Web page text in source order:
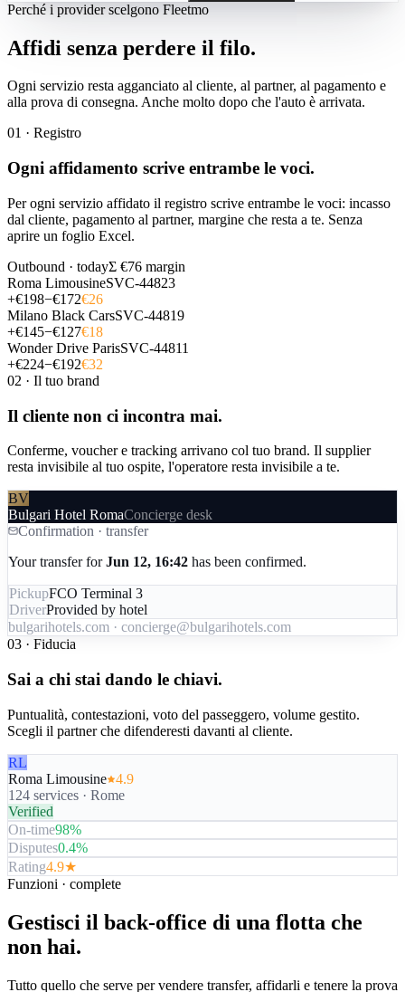
Perché i provider scelgono Fleetmo
Affidi senza perdere il filo.
Ogni servizio resta agganciato al cliente, al partner, al pagamento e
alla prova di consegna. Anche molto dopo che l'auto è arrivata.
01 · Registro
Ogni affidamento scrive entrambe le voci.
Per ogni servizio affidato il registro scrive entrambe le voci: incasso
dal cliente, pagamento al partner, margine che resta a te. Senza
aprire un foglio Excel.
Outbound · todayΣ €76 margin
Roma LimousineSVC-44823
+€198−€172€26
Milano Black CarsSVC-44819
+€145−€127€18
Wonder Drive ParisSVC-44811
+€224−€192€32
02 · Il tuo brand
Il cliente non ci incontra mai.
Conferme, voucher e tracking arrivano col tuo brand. Il supplier
resta invisibile al tuo ospite, l'operatore resta invisibile a te.
BV
Bulgari Hotel RomaConcierge desk
Confirmation · transfer
Your transfer for Jun 12, 16:42 has been confirmed.
PickupFCO Terminal 3
DriverProvided by hotel
bulgarihotels.com · concierge@bulgarihotels.com
03 · Fiducia
Sai a chi stai dando le chiavi.
Puntualità, contestazioni, voto del passeggero, volume gestito.
Scegli il partner che difenderesti davanti al cliente.
RL
Roma Limousine 4.9
124 services · Rome
Verified
On-time98%
Disputes0.4%
Rating4.9★
Funzioni · complete
Gestisci il back-office di una flotta che
non hai.
Tutto quello che serve per vendere transfer, affidarli e tenere la prova